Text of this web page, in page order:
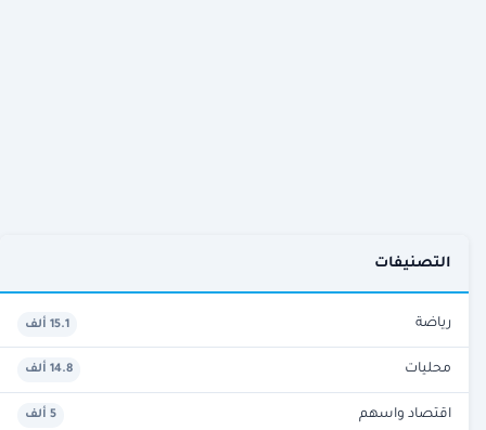
التصنيفات
رياضة 15.1 ألف
محليات 14.8 ألف
اقتصاد واسهم 5 ألف